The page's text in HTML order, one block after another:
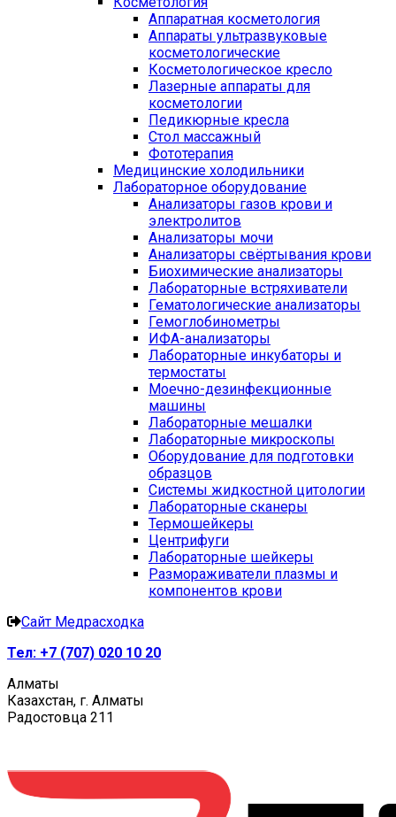
Аппаратная косметология
Аппараты ультразвуковые
косметологические
Косметологическое кресло
Лазерные аппараты для
косметологии
Педикюрные кресла
Стол массажный
Фототерапия
Медицинские холодильники
Лабораторное оборудование
Анализаторы газов крови и
электролитов
Анализаторы мочи
Анализаторы свёртывания крови
Биохимические анализаторы
Лабораторные встряхиватели
Гематологические анализаторы
Гемоглобинометры
ИФА-анализаторы
Лабораторные инкубаторы и
термостаты
Моечно-дезинфекционные
машины
Лабораторные мешалки
Лабораторные микроскопы
Оборудование для подготовки
образцов
Системы жидкостной цитологии
Лабораторные сканеры
Термошейкеры
Центрифуги
Лабораторные шейкеры
Размораживатели плазмы и
компонентов крови
Сайт Медрасходка
Тел: +7 (707) 020 10 20
Алматы
Казахстан, г. Алматы
Радостовца 211